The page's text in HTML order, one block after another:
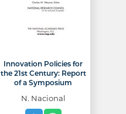
Innovation Policies for
the 21st Century: Report
of a Symposium
N. Nacional